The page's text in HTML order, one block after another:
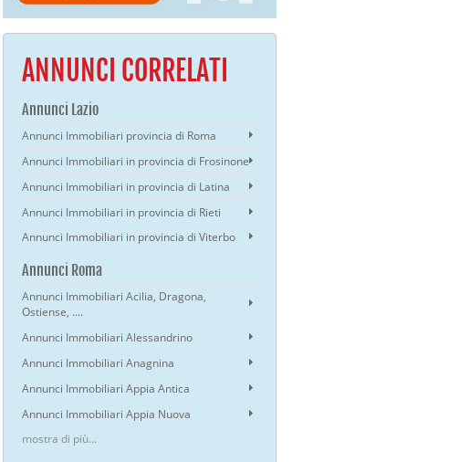
ANNUNCI CORRELATI
Annunci Lazio
Annunci Immobiliari provincia di Roma
Annunci Immobiliari in provincia di Frosinone
Annunci Immobiliari in provincia di Latina
Annunci Immobiliari in provincia di Rieti
Annunci Immobiliari in provincia di Viterbo
Annunci Roma
Annunci Immobiliari Acilia, Dragona,
Ostiense, ....
Annunci Immobiliari Alessandrino
Annunci Immobiliari Anagnina
Annunci Immobiliari Appia Antica
Annunci Immobiliari Appia Nuova
mostra di più...